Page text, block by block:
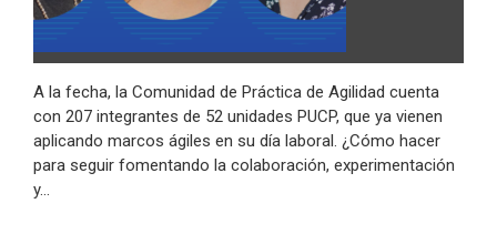
A la fecha, la Comunidad de Práctica de Agilidad cuenta
con 207 integrantes de 52 unidades PUCP, que ya vienen
aplicando marcos ágiles en su día laboral. ¿Cómo hacer
para seguir fomentando la colaboración, experimentación
y…